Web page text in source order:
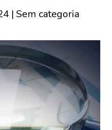
| Sem categoria